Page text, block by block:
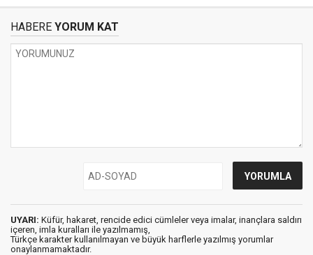
HABERE YORUM KAT
UYARI: Küfür, hakaret, rencide edici cümleler veya imalar, inançlara saldırı
içeren, imla kuralları ile yazılmamış,
Türkçe karakter kullanılmayan ve büyük harflerle yazılmış yorumlar
onaylanmamaktadır.